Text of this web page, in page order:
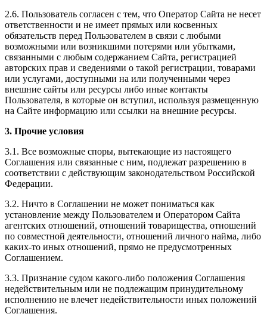
2.6. Пользователь согласен с тем, что Оператор Сайта не несет
ответственности и не имеет прямых или косвенных
обязательств перед Пользователем в связи с любыми
возможными или возникшими потерями или убытками,
связанными с любым содержанием Сайта, регистрацией
авторских прав и сведениями о такой регистрации, товарами
или услугами, доступными на или полученными через
внешние сайты или ресурсы либо иные контакты
Пользователя, в которые он вступил, используя размещенную
на Сайте информацию или ссылки на внешние ресурсы.
3. Прочие условия
3.1. Все возможные споры, вытекающие из настоящего
Соглашения или связанные с ним, подлежат разрешению в
соответствии с действующим законодательством Российской
Федерации.
3.2. Ничто в Соглашении не может пониматься как
установление между Пользователем и Оператором Сайта
агентских отношений, отношений товарищества, отношений
по совместной деятельности, отношений личного найма, либо
каких-то иных отношений, прямо не предусмотренных
Соглашением.
3.3. Признание судом какого-либо положения Соглашения
недействительным или не подлежащим принудительному
исполнению не влечет недействительности иных положений
Соглашения.